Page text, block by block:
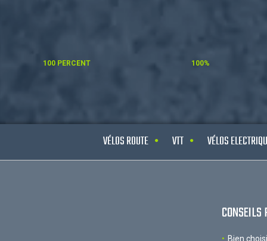
100 PERCENT 100%
VÉLOS ROUTE VTT VÉLOS
Bien